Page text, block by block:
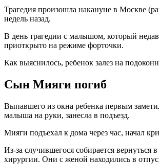
Трагедия произошла накануне в Москве
недель назад.
В день трагедии с малышом, который
приоткрыто на режиме форточки.
Как выяснилось, ребенок залез на
Сын Мияги погиб
Выпавшего из окна ребенка первым
малыша на руки, занесла в подъезд.
Мияги подъехал к дома через час, начал
Из-за случившегося собирается
хирургии. Они с женой находились в